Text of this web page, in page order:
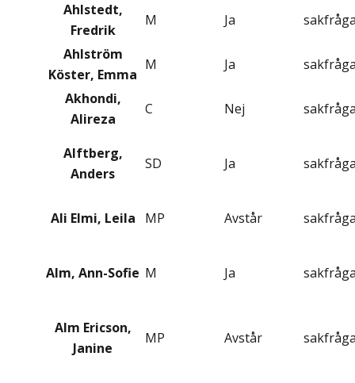
Ahlstedt,
Fredrik
M Ja
Ahlström
Köster, Emma
M Ja
Akhondi,
Alireza
C Nej
Alftberg,
Anders
SD Ja
Ali Elmi, Leila MP Avstår
Alm, Ann-Sofie M Ja
Alm Ericson,
Janine
MP Avstår